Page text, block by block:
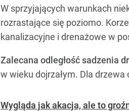
W sprzyjających warunkach
rozrastające się poziomo.
kanalizacyjne i drenażowe w
Zalecana odległość sadzenia
w wieku dojrzałym. Dla
Wygląda jak akacja, ale to